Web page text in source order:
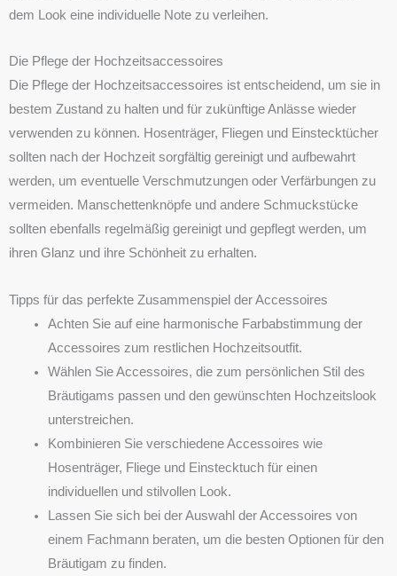
dem Look eine individuelle Note zu verleihen.
Die Pflege der Hochzeitsaccessoires
Die Pflege der Hochzeitsaccessoires ist entscheidend, um sie in
bestem Zustand zu halten und für zukünftige Anlässe wieder
verwenden zu können. Hosenträger, Fliegen und Einstecktücher
sollten nach der Hochzeit sorgfältig gereinigt und aufbewahrt
werden, um eventuelle Verschmutzungen oder Verfärbungen zu
vermeiden. Manschettenknöpfe und andere Schmuckstücke
sollten ebenfalls regelmäßig gereinigt und gepflegt werden, um
ihren Glanz und ihre Schönheit zu erhalten.
Tipps für das perfekte Zusammenspiel der Accessoires
Achten Sie auf eine harmonische Farbabstimmung der
Accessoires zum restlichen Hochzeitsoutfit.
Wählen Sie Accessoires, die zum persönlichen Stil des
Bräutigams passen und den gewünschten Hochzeitslook
unterstreichen.
Kombinieren Sie verschiedene Accessoires wie
Hosenträger, Fliege und Einstecktuch für einen
individuellen und stilvollen Look.
Lassen Sie sich bei der Auswahl der Accessoires von
einem Fachmann beraten, um die besten Optionen für den
Bräutigam zu finden.